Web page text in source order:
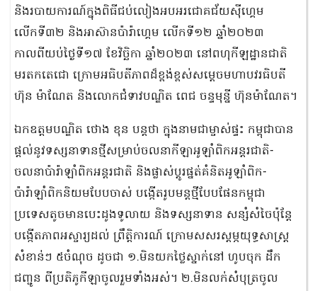
និងរបាយការណ៍ក្នុងពិធីជប់លៀងអបអរជោគជ័យស៊ីហ្គេម
លើកទី៣២ និងអាស៊ានប៉ារ៉ាហ្គេម លើកទី១២ ឆ្នាំ២០២៣
កាលពីយប់ថ្ងៃទី១៧ ខែវិច្ឆិកា ឆ្នាំ២០២៣ នៅពហុកីឡដ្ឋានជាតិ
មរតកតេជោ ក្រោមអធិបតីភាពដ៏ខ្ពង់ខ្ពស់សម្តេចមហាបវរធិបតី
ហ៊ុន ម៉ាណែត និងលោកជំទាវបណ្ឌិត ពេជ ចន្ទមុន្នី ហ៊ុនម៉ាណែត។
ឯកឧត្តមបណ្ឌិត ថោង ខុន បន្តថា ក្នុងនាមជាម្ចាស់ផ្ទះ កម្ពុជាបាន
ផ្ដល់នូវទស្សនាទានថ្មីសម្រាប់ចលនាកីឡាអូឡាំពិកអន្តរជាតិ-
ចលនាប៉ារ៉ាឡាំពិកអន្តរជាតិ និងផ្លាស់ប្ដូរផ្នត់គំនិតអូឡាំពិក-
ប៉ារ៉ាឡាំពិកនិយមបែបចាស់ បង្កើតរូបមន្តថ្មីបែបផែនកម្ពុជា
ប្រទេសតូចមានបេះដូងទូលាយ និងទស្សនាទាន សន្សំសំចៃប៉ុន្តែ
បង្កើតភាពអស្ចារ្យដល់ ព្រឹត្តិការណ៍ ក្រោមសសរស្តម្ភយុទ្ធសាស្ត្រ
សំខាន់ៗ ៥ចំណុច ដូចជា ១.មិនយកថ្លៃស្នាក់នៅ ហូបចុក ដឹក
ជញ្ជូន ពីប្រតិភូកីឡាចូលរួមទាំងអស់។ ២.មិនលក់សំបុត្រចូល